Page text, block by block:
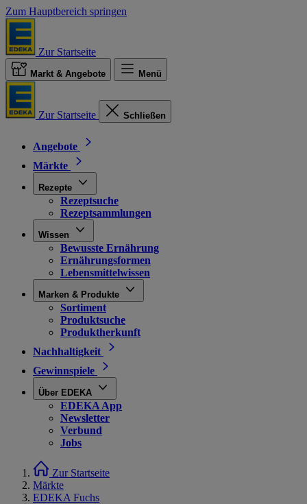
Zum Hauptbereich springen
Zur Startseite
Markt & Angebote Menü
Zur Startseite Schließen
Angebote
Märkte
Rezepte
Rezeptsuche
Rezeptsammlungen
Wissen
Bewusste Ernährung
Ernährungsformen
Lebensmittelwissen
Marken & Produkte
Sortiment
Produktsuche
Produktherkunft
Nachhaltigkeit
Gewinnspiele
Über EDEKA
EDEKA App
Newsletter
Verbund
Jobs
Zur Startseite
Märkte
EDEKA Fuchs